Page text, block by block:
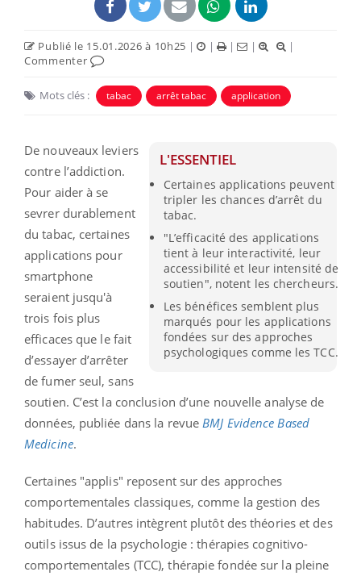
Publié le 15.01.2026 à 10h25 | | | |
|
Commenter
Mots clés : tabac arrêt tabac application
L'ESSENTIEL
Certaines applications peuvent
tripler les chances d’arrêt du
tabac.
"L’efficacité des applications
tient à leur interactivité, leur
accessibilité et leur intensité de
soutien", notent les chercheurs.
Les bénéfices semblent plus
marqués pour les applications
fondées sur des approches
psychologiques comme les TCC.
De nouveaux leviers
contre l’addiction.
Pour aider à se
sevrer durablement
du tabac, certaines
applications pour
smartphone
seraient jusqu'à
trois fois plus
efficaces que le fait
d’essayer d’arrêter
de fumer seul, sans
soutien. C’est la conclusion d’une nouvelle analyse de
données, publiée dans la revue BMJ Evidence Based
Medicine.
Certaines "applis" reposent sur des approches
comportementales classiques, comme la gestion des
habitudes. D’autres intègrent plutôt des théories et des
outils issus de la psychologie : thérapies cognitivo-
comportementales (TCC), thérapie fondée sur la pleine